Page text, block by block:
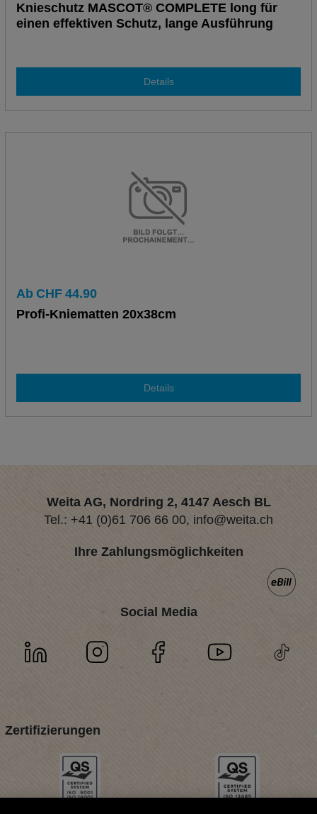
Knieschutz MASCOT® COMPLETE long für
einen effektiven Schutz, lange Ausführung
Details
Ab CHF 44.90
Profi-Kniematten 20x38cm
Details
Weita AG, Nordring 2, 4147 Aesch BL
Tel.: +41 (0)61 706 66 00, info@weita.ch
Ihre Zahlungsmöglichkeiten
Social Media
Zertifizierungen